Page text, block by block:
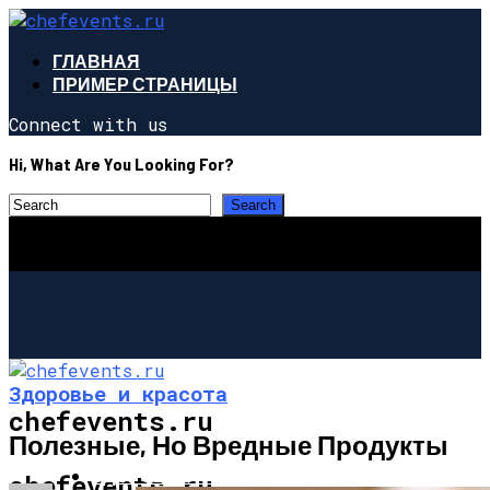
ГЛАВНАЯ
ПРИМЕР СТРАНИЦЫ
Connect with us
Hi, What Are You Looking For?
chefevents.ru
ЗДОРОВЬЕ И КРАСОТА
Здоровье и красота
Полезные, Но Вредные Продукты